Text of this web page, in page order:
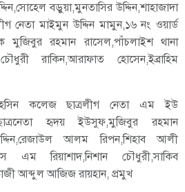
বড়ুয়া,মুনতাসির উদ্দিন,শাহাজাদা
নেতা মাইমুন উদ্দিন মামুন,১৬ নং ওয়ার্ড
মুজিবুর রহমান রাসেল,পাঁচলাইশ থানা
রাকিন,আরাফাত হোসেন,ইব্রাহিম
কলেজ ছাত্রলীগ নেতা এম ইউ
হৃদয় ইউসুফ,মুজিবুর রহমান
আলম রিপন,শিহাব আলী
এম রিয়াশাদ,নিশান চৌধুরী,সাকিব
আব্দুল আজিজ রায়হান, প্রমুখ